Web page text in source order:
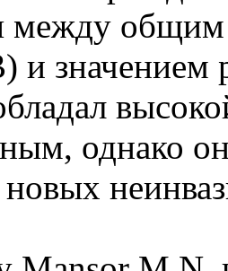
между
и значением
однако
новых